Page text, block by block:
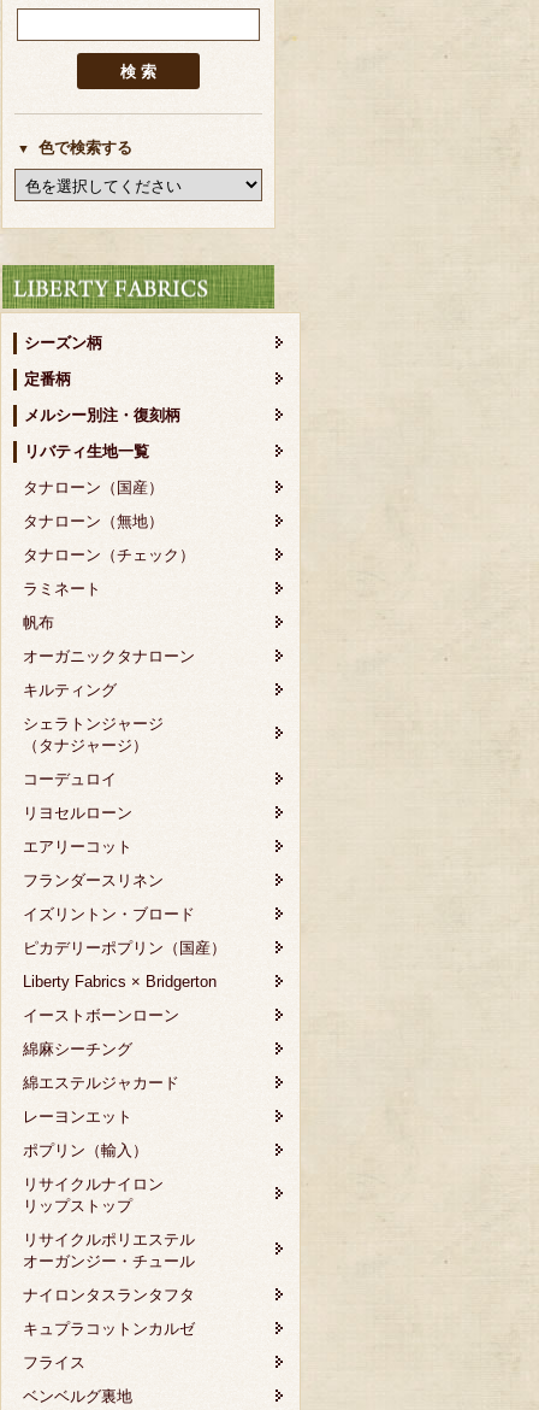
色で検索する
シーズン柄
定番柄
メルシー別注・復刻柄
リバティ生地一覧
タナローン（国産）
タナローン（無地）
タナローン（チェック）
ラミネート
帆布
オーガニックタナローン
キルティング
シェラトンジャージ
（タナジャージ）
コーデュロイ
リヨセルローン
エアリーコット
フランダースリネン
イズリントン・ブロード
ピカデリーポプリン（国産）
Liberty Fabrics × Bridgerton
イーストボーンローン
綿麻シーチング
綿エステルジャカード
レーヨンエット
ポプリン（輸入）
リサイクルナイロン
リップストップ
リサイクルポリエステル
オーガンジー・チュール
ナイロンタスランタフタ
キュプラコットンカルゼ
フライス
ベンベルグ裏地